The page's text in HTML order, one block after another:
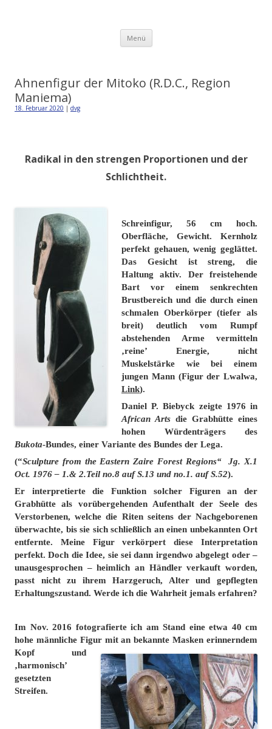
Menü Zum
springen
Ahnenfigur der Mitoko (R.D.C., Region
Maniema)
18. Februar 2020 | dvg
Radikal in den strengen Proportionen und der
Schlichtheit.
Schreinfigur, 56 cm hoch.
Oberfläche, Gewicht. Kernholz
perfekt gehauen, wenig geglättet.
Das Gesicht ist streng, die
Haltung aktiv. Der freistehende
Bart vor einem senkrechten
Brustbereich und die durch einen
schmalen Oberkörper (tiefer als
breit) deutlich vom Rumpf
abstehenden Arme vermitteln
‚reine’ Energie, nicht
Muskelstärke wie bei einem
jungen Mann (Figur der Lwalwa,
Link).
Daniel P. Biebyck zeigte 1976 in
African Arts die Grabhütte eines
hohen Würdenträgers des
Bukota-Bundes, einer Variante des Bundes der Lega.
(“Sculpture from the Eastern Zaire Forest Regions“ Jg. X.1
Oct. 1976 – 1.& 2.Teil no.8 auf S.13 und no.1. auf S.52).
Er interpretierte die Funktion solcher Figuren an der
Grabhütte als vorübergehenden Aufenthalt der Seele des
Verstorbenen, welche die Riten seitens der Nachgeborenen
überwachte, bis sie sich schließlich an einen unbekannten Ort
entfernte. Meine Figur verkörpert diese Interpretation
perfekt. Doch die Idee, sie sei dann irgendwo abgelegt oder –
unausgesprochen – heimlich an Händler verkauft worden,
passt nicht zu ihrem Harzgeruch, Alter und gepflegten
Erhaltungszustand. Werde ich die Wahrheit jemals erfahren?
Im Nov. 2016 fotografierte ich am Stand eine etwa 40 cm
hohe männliche Figur mit anbekannte Masken erinnerndem
Kopf und
‚harmonisch’
gesetzten
Streifen.